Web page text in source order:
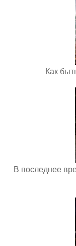
Как
В последнее